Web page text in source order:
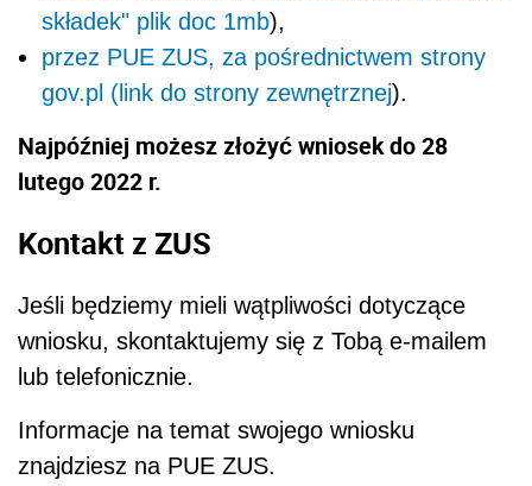
składek" plik doc 1mb),
przez PUE ZUS, za pośrednictwem strony
gov.pl (link do strony zewnętrznej).
Najpóźniej możesz złożyć wniosek do 28
lutego 2022 r.
Kontakt z ZUS
Jeśli będziemy mieli wątpliwości dotyczące
wniosku, skontaktujemy się z Tobą e-mailem
lub telefonicznie.
Informacje na temat swojego wniosku
znajdziesz na PUE ZUS.